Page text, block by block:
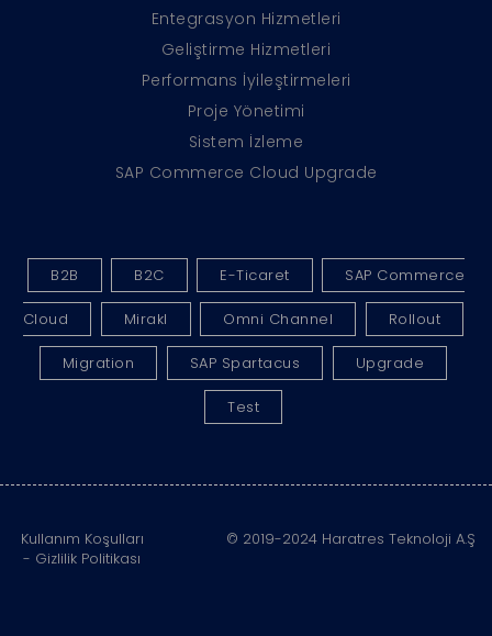
Entegrasyon Hizmetleri
Geliştirme Hizmetleri
Performans İyileştirmeleri
Proje Yönetimi
Sistem İzleme
SAP Commerce Cloud Upgrade
B2B B2C E-Ticaret SAP Commerce
Cloud Mirakl Omni Channel Rollout
Migration SAP Spartacus Upgrade
Test
Kullanım Koşulları
- Gizlilik Politikası
© 2019-2024 Haratres Teknoloji A.Ş